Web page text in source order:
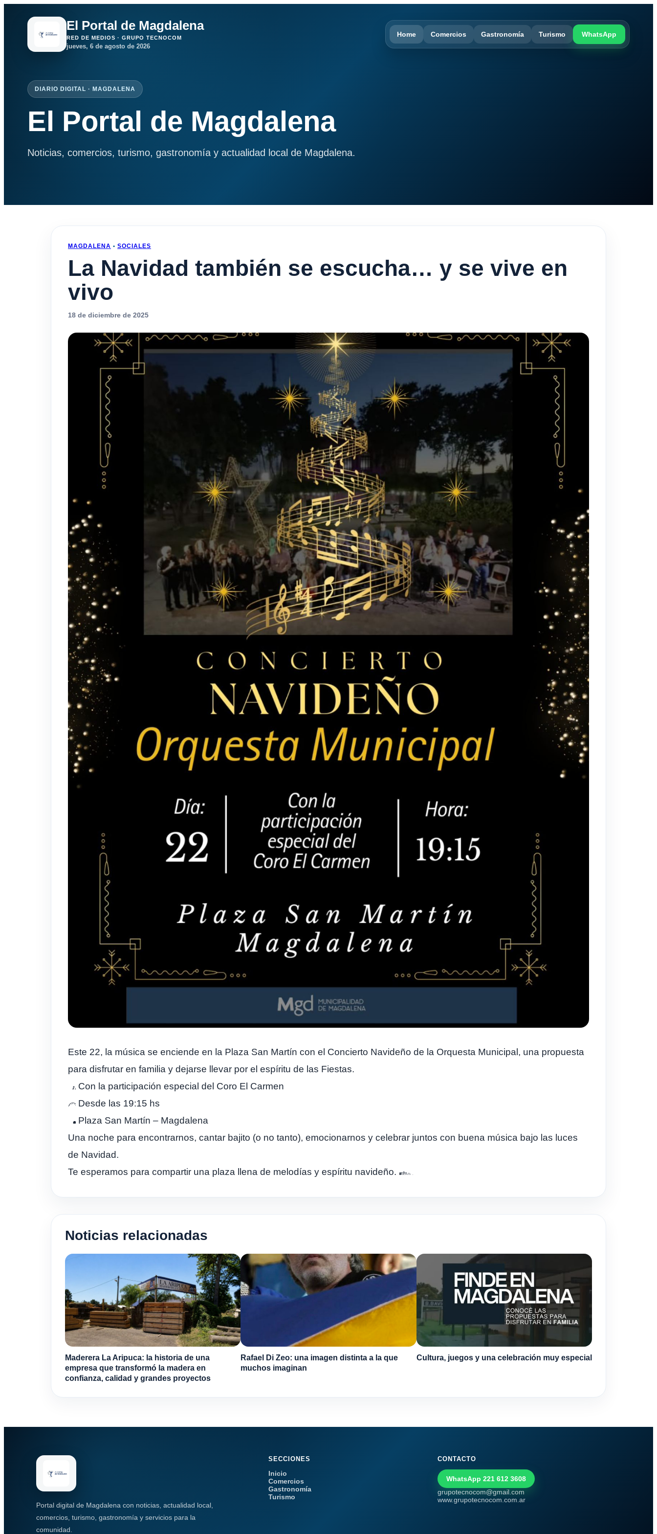
El Portal de Magdalena
RED DE MEDIOS · GRUPO TECNOCOM
jueves, 6 de agosto de 2026
Home Comercios Gastronomía Turismo WhatsApp
DIARIO DIGITAL · MAGDALENA
El Portal de Magdalena
Noticias, comercios, turismo, gastronomía y actualidad local de Magdalena.
MAGDALENA • SOCIALES
La Navidad también se escucha… y se vive en
vivo
18 de diciembre de 2025
Este 22, la música se enciende en la Plaza San Martín con el Concierto Navideño de la Orquesta Municipal, una propuesta
para disfrutar en familia y dejarse llevar por el espíritu de las Fiestas.
Con la participación especial del Coro El Carmen
Desde las 19:15 hs
Plaza San Martín – Magdalena
Una noche para encontrarnos, cantar bajito (o no tanto), emocionarnos y celebrar juntos con buena música bajo las luces
de Navidad.
Te esperamos para compartir una plaza llena de melodías y espíritu navideño.
Noticias relacionadas
Maderera La Aripuca: la historia de una
empresa que transformó la madera en
confianza, calidad y grandes proyectos
Rafael Di Zeo: una imagen distinta a la que
muchos imaginan
Cultura, juegos y una celebración muy especial
Portal digital de Magdalena con noticias, actualidad local,
comercios, turismo, gastronomía y servicios para la
comunidad.
SECCIONES
Inicio
Comercios
Gastronomía
Turismo
CONTACTO
WhatsApp 221 612 3608
grupotecnocom@gmail.com
www.grupotecnocom.com.ar